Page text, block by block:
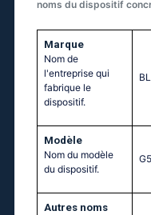
noms du dispositif
Marque
Nom de
l'entreprise qui
fabrique le
dispositif.
Modèle
Nom du modèle
du dispositif.
Autres noms